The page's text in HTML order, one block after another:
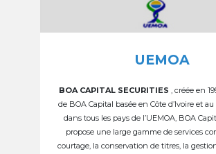
UEMOA
BOA CAPITAL SECURITIES , créée en
de BOA Capital basée en Côte d’Ivoire et
dans tous les pays de l’UEMOA, BOA
propose une large gamme de services
courtage, la conservation de titres, la